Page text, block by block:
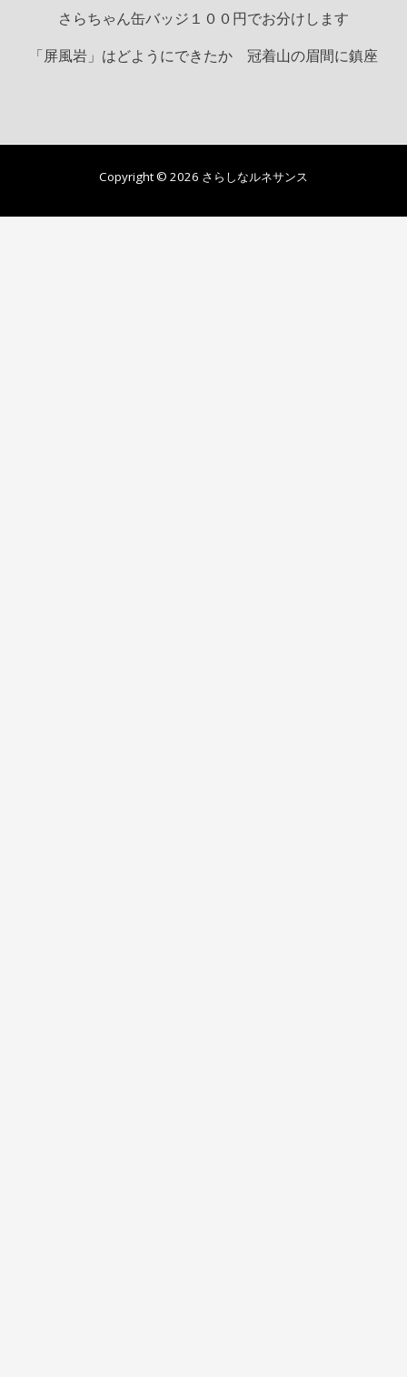
さらちゃん缶バッジ１００円でお分けします
「屏風岩」はどようにできたか 冠着山の眉間に鎮座
Copyright © 2026 さらしなルネサンス